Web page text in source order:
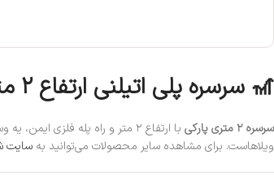
🎢 سرسره پلی اتیلنی ارتفاع ۲ متر – هیجان و چالش برای کودکان
سرسره ۲ متری پارکی
با ارتفاع ۲ متر و راه پله
ویلاهاست. برای مشاهده سایر محصولات می‌توانید به سایت